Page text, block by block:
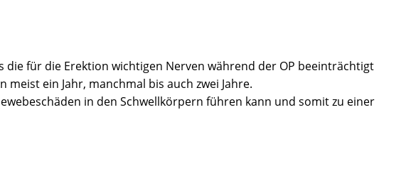
die für die Erektion wichtigen Nerven während der OP beeinträchtigt
ein Jahr, manchmal bis auch zwei Jahre.
in den Schwellkörpern führen kann und somit zu einer